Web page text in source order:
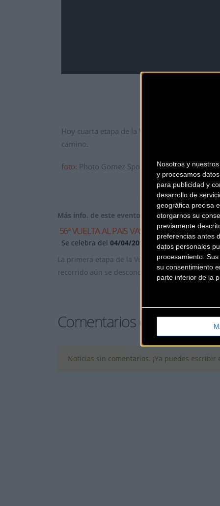
Nosotros y
y procesamos
para publicidad y
desarrollo de
geográfica precisa
otorgarnos su
previamente
preferencias antes
datos personales
procesamiento.
su consentimiento
parte inferior de la
Hoy cuarta etapa de la Vuelta al País Vasco,
camino.
foto: Photo Gomez Sport
Más info. de este evento
56ª VUELTA AL PAIS VASCO 2016
Se celebra del 04/04/2016
09/04/2016
La primera etapa de la Vuelta al País Vasco de
recorrido aún se desconoce aunque l... [+]
Comentarios de la Noticia
Noticias sin comentarios. ¡Ya puedes escribir